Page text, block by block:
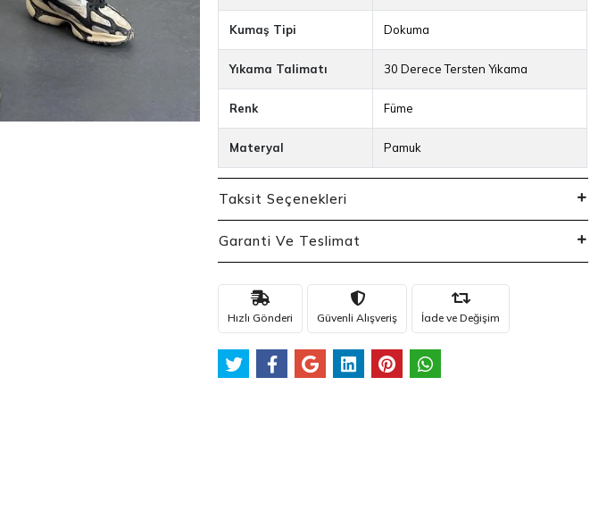
Kumaş Tipi Dokuma
Yıkama Talimatı 30 Derece Tersten Yıkama
Renk Füme
Materyal Pamuk
Taksit Seçenekleri
Garanti Ve Teslimat
Hızlı Gönderi Güvenli Alışveriş İade ve Değişim